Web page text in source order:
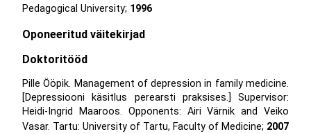
Pedagogical University; 1996
Oponeeritud väitekirjad
Doktoritööd
Pille Ööpik. Management of depression in family medicine.
[Depressiooni käsitlus perearsti praksises.] Supervisor:
Heidi-Ingrid Maaroos. Opponents: Airi Värnik and Veiko
Vasar. Tartu: University of Tartu, Faculty of Medicine; 2007